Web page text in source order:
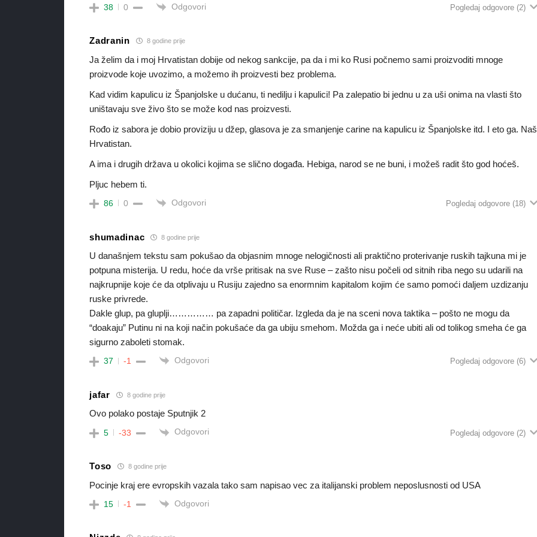
38 0 Odgovori Pogledaj odgovore (2)
Zadranin 8 godine prije
Ja želim da i moj Hrvatistan dobije od nekog sankcije, pa da i mi ko Rusi počnemo sami proizvoditi mnoge
proizvode koje uvozimo, a možemo ih proizvesti bez problema.
Kad vidim kapulicu iz Španjolske u dućanu, ti nedilju i kapulici! Pa zalepatio bi jednu u za uši onima na vlasti što
uništavaju sve živo što se može kod nas proizvesti.
Rođo iz sabora je dobio proviziju u džep, glasova je za smanjenje carine na kapulicu iz Španjolske itd. I eto ga. Naš
Hrvatistan.
A ima i drugih država u okolici kojima se slično događa. Hebiga, narod se ne buni, i možeš radit što god hoćeš.
Pljuc hebem ti.
86 0 Odgovori Pogledaj odgovore (18)
shumadinac 8 godine prije
U današnjem tekstu sam pokušao da objasnim mnoge nelogičnosti ali praktično proterivanje ruskih tajkuna mi je
potpuna misterija. U redu, hoće da vrše pritisak na sve Ruse – zašto nisu počeli od sitnih riba nego su udarili na
najkrupnije koje će da otplivaju u Rusiju zajedno sa enormnim kapitalom kojim će samo pomoći daljem uzdizanju
ruske privrede.
Dakle glup, pa gluplji…………… pa zapadni političar. Izgleda da je na sceni nova taktika – pošto ne mogu da
“doakaju” Putinu ni na koji način pokušaće da ga ubiju smehom. Možda ga i neće ubiti ali od tolikog smeha će ga
sigurno zaboleti stomak.
37 -1 Odgovori Pogledaj odgovore (6)
jafar 8 godine prije
Ovo polako postaje Sputnjik 2
5 -33 Odgovori Pogledaj odgovore (2)
Toso 8 godine prije
Pocinje kraj ere evropskih vazala tako sam napisao vec za italijanski problem neposlusnosti od USA
15 -1 Odgovori